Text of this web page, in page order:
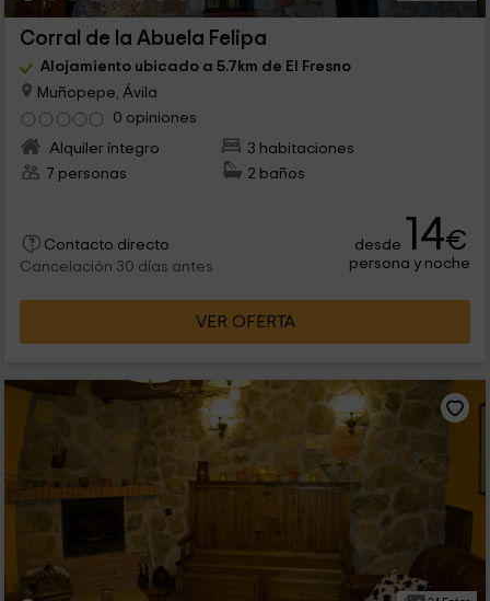
Corral de la Abuela Felipa
Alojamiento ubicado a 5.7km de El Fresno
Muñopepe, Ávila
0 opiniones
Alquiler íntegro
3 habitaciones
7 personas
2 baños
Contacto directo
Cancelación 30 días antes
desde 14€
persona y noche
VER OFERTA